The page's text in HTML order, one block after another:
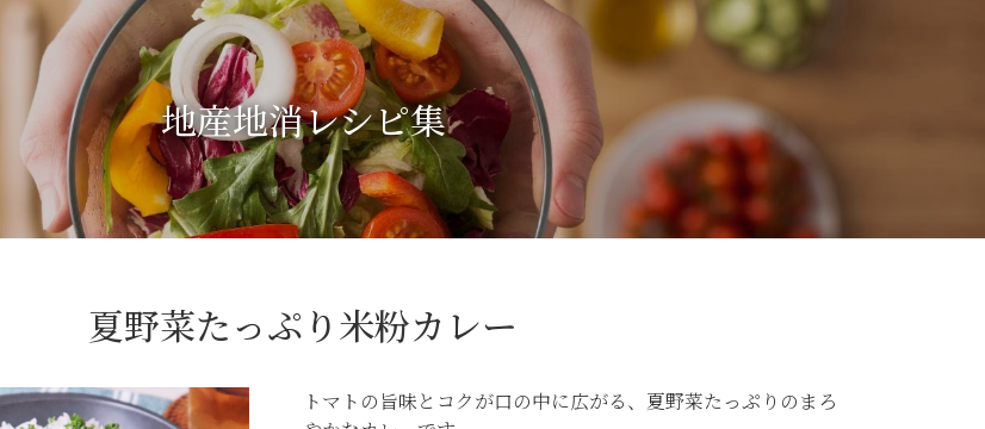
地産地消レシピ集
夏野菜たっぷり米粉カレー
トマトの旨味とコクが口の中に広がる、夏野菜たっぷりのまろ